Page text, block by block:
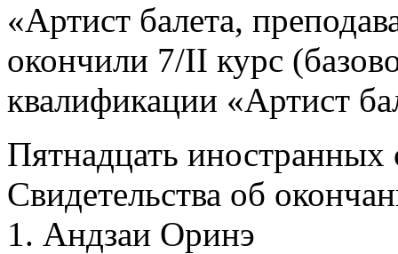
«Артист балета,
окончили 7/II курс
квалификации «Артист
Пятнадцать иностранных
Свидетельства об
1. Андзаи Оринэ